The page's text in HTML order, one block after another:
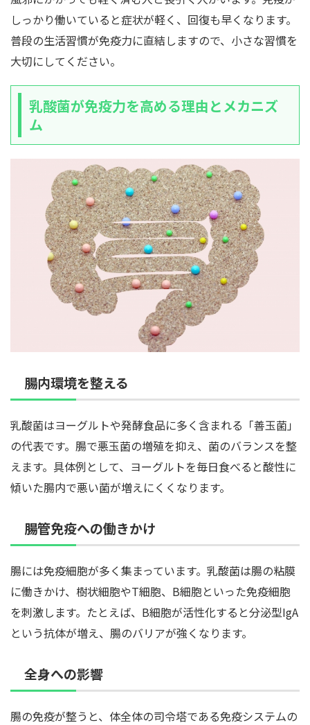
しっかり働いていると症状が軽く、回復も早くなります。
普段の生活習慣が免疫力に直結しますので、小さな習慣を
大切にしてください。
乳酸菌が免疫力を高める理由とメカニズ
ム
腸内環境を整える
乳酸菌はヨーグルトや発酵食品に多く含まれる「善玉菌」
の代表です。腸で悪玉菌の増殖を抑え、菌のバランスを整
えます。具体例として、ヨーグルトを毎日食べると酸性に
傾いた腸内で悪い菌が増えにくくなります。
腸管免疫への働きかけ
腸には免疫細胞が多く集まっています。乳酸菌は腸の粘膜
に働きかけ、樹状細胞やT細胞、B細胞といった免疫細胞
を刺激します。たとえば、B細胞が活性化すると分泌型IgA
という抗体が増え、腸のバリアが強くなります。
全身への影響
腸の免疫が整うと、体全体の司令塔である免疫システムの